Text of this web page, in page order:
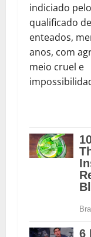
indiciado
qualificado
enteados,
anos, com
meio cruel e